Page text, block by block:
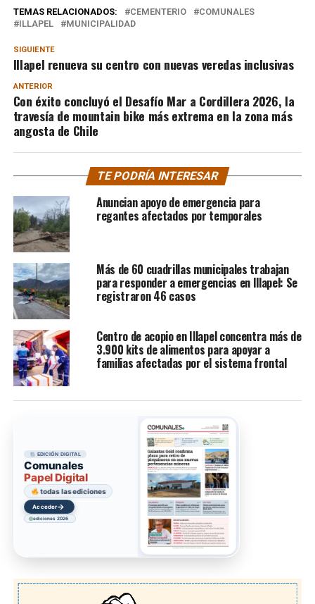
TEMAS RELACIONADOS: CEMENTERIO
COMUNALES
ILLAPEL
MUNICIPALIDAD
SIGUIENTE
Illapel renueva su centro con nuevas veredas inclusivas
ANTERIOR
Con éxito concluyó el Desafío Mar a Cordillera 2026, la
travesía de mountain bike más extrema en la zona más
angosta de Chile
TE PODRÍA INTERESAR
Anuncian apoyo de emergencia para
regantes afectados por temporales
Más de 60 cuadrillas municipales trabajan
para responder a emergencias en Illapel: Se
registraron 46 casos
Centro de acopio en Illapel concentra más de
3.900 kits de alimentos para apoyar a
familias afectadas por el sistema frontal
EDICIÓN DIGITAL
Comunales
Papel Digital
todas las ediciones
Acceder→
ediciones 2026